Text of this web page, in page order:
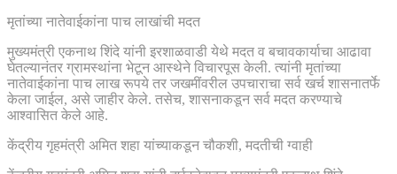
मृतांच्या नातेवाईकांना पाच लाखांची मदत
मुख्यमंत्री एकनाथ शिंदे यांनी इरशाळवाडी येथे मदत व बचावकार्याचा आढावा
घेतल्यानंतर ग्रामस्थांना भेटून आस्थेने विचारपूस केली. त्यांनी मृतांच्या
नातेवाईकांना पाच लाख रूपये तर जखमींवरील उपचाराचा सर्व खर्च शासनातर्फे
केला जाईल, असे जाहीर केले. तसेच, शासनाकडून सर्व मदत करण्याचे
आश्वासित केले आहे.
केंद्रीय गृहमंत्री अमित शहा यांच्याकडून चौकशी, मदतीची ग्वाही